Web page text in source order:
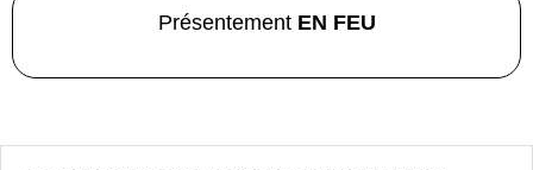
Présentement EN FEU